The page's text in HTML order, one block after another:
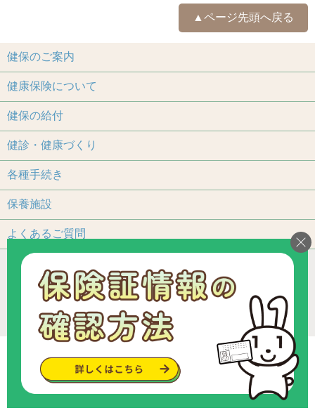
▲ページ先頭へ戻る
健保のご案内
健康保険について
健保の給付
健診・健康づくり
各種手続き
保養施設
よくあるご質問
アクセス
個人情報保護について
加入事業所一覧
リンク
組合カレンダー
お問い合わせ・ご意見
サイトマップ
ご利用いただくにあたって
Copyright © since 2013 トヨタ関連部品健康保険組合.